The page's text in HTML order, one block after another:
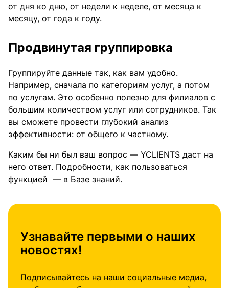
от дня ко дню, от недели к неделе, от месяца к
месяцу, от года к году.
Продвинутая группировка
Группируйте данные так, как вам удобно.
Например, сначала по категориям услуг, а потом
по услугам. Это особенно полезно для филиалов с
большим количеством услуг или сотрудников. Так
вы сможете провести глубокий анализ
эффективности: от общего к частному.
Каким бы ни был ваш вопрос — YCLIENTS даст на
него ответ. Подробности, как пользоваться
функцией — в Базе знаний.
Узнавайте первыми о наших
новостях!
Подписывайтесь на наши социальные медиа,